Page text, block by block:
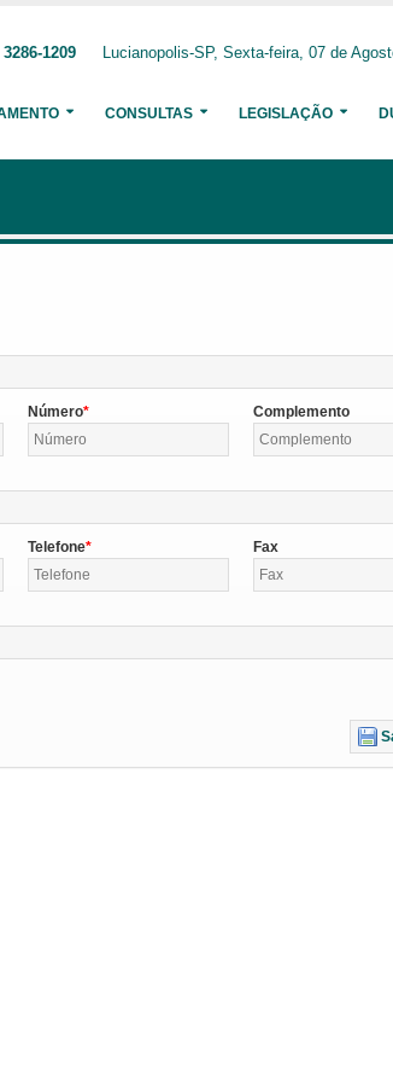
3286-1209 Lucianopolis-SP, Sexta-feira, 07 de
CONSULTAS LEGISLAÇÃO
Número Complemento
Telefone Fax